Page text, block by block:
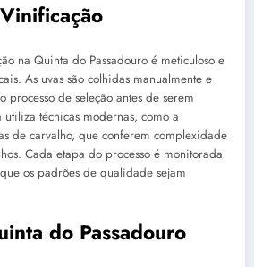
na Quinta do Passadouro é meticuloso e
As uvas são colhidas manualmente e
processo de seleção antes de serem
técnicas modernas, como a
de carvalho, que conferem complexidade
Cada etapa do processo é monitorada
os padrões de qualidade sejam
do Passadouro